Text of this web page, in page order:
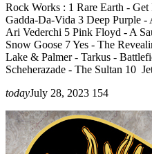
Rock Works : 1 Rare Earth -
Gadda-Da-Vida 3 Deep Purple
Ari Vederchi 5 Pink Floyd - A
Snow Goose 7 Yes - The
Lake & Palmer - Tarkus -
Scheherazade - The Sultan 10
todayJuly 28, 2023 154